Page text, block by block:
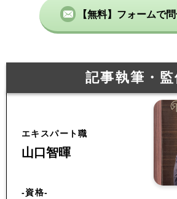
【無料】フォームで
記事執筆・監
エキスパート職
山口智暉
-資格-